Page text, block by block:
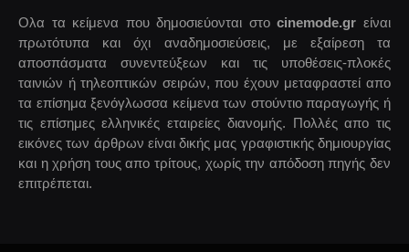
Ολα τα κείμενα που δημοσιεύονται στοcinemode.gr είναι
πρωτότυπα και όχι αναδημοσιεύσεις, με εξαίρεση τα
αποσπάσματα συνεντεύξεων και τις υποθέσεις-πλοκές
ταινιών ή τηλεοπτικών σειρών, που έχουν μεταφραστεί απο
τα επίσημα ξενόγλωσσα κείμενα των στούντιο παραγωγής ή
τις επίσημες ελληνικές εταιρείες διανομής. Πολλές απο τις
εικόνες των άρθρων είναι δικής μας γραφιστικής δημιουργίας
και η χρήση τους απο τρίτους, χωρίς την απόδοση πηγής δεν
επιτρέπεται.